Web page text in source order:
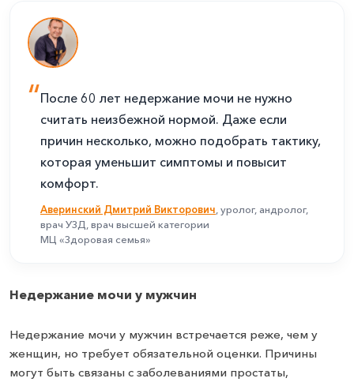
После 60 лет недержание мочи не нужно
считать неизбежной нормой. Даже если
причин несколько, можно подобрать тактику,
которая уменьшит симптомы и повысит
комфорт.
Аверинский Дмитрий Викторович , уролог, андролог,
врач УЗД, врач высшей категории
МЦ «Здоровая семья»
Недержание мочи у мужчин
Недержание мочи у мужчин встречается реже, чем у
женщин, но требует обязательной оценки. Причины
могут быть связаны с заболеваниями простаты,